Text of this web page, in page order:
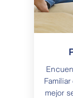
mejor